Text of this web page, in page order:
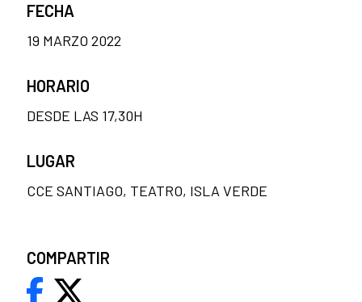
FECHA
19 MARZO 2022
HORARIO
DESDE LAS 17,30H
LUGAR
CCE SANTIAGO, TEATRO, ISLA VERDE
COMPARTIR